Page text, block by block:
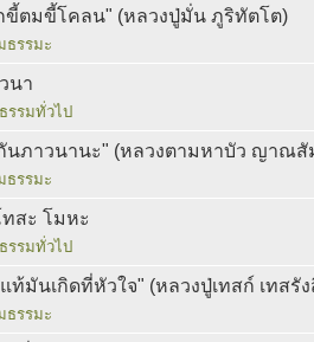
ขี้ตมขี้โคลน" (หลวงปู่มั่น ภูริทัตโต)
ธรรมะ
นา
รรมทั่วไป
นภาวนานะ" (หลวงตามหาบัว ญาณสั
ธรรมะ
สะ โมหะ
รรมทั่วไป
ท้มันเกิดที่หัวใจ" (หลวงปู่เทสก์ เทสรัง
ธรรมะ